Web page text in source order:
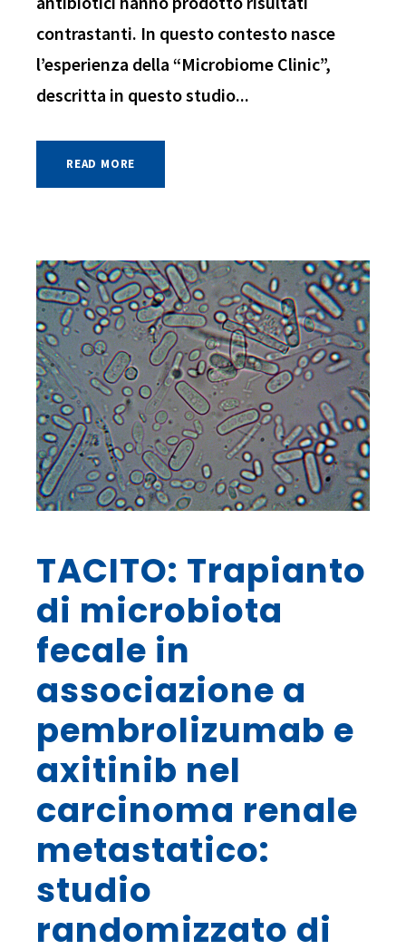
contrastanti. In questo contesto nasce
l’esperienza della “Microbiome Clinic”,
descritta in questo studio...
READ MORE
TACITO: Trapianto
di microbiota
fecale in
associazione a
pembrolizumab e
axitinib nel
carcinoma renale
metastatico:
studio
randomizzato di